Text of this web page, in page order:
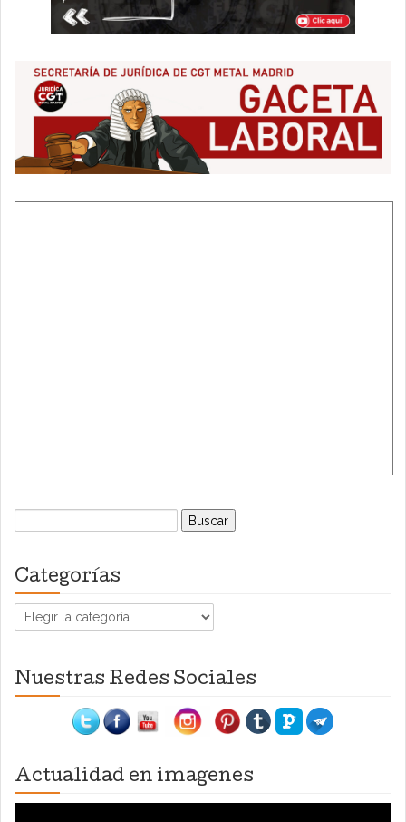
Buscar:
Categorías
Categorías
Nuestras Redes Sociales
Actualidad en imagenes